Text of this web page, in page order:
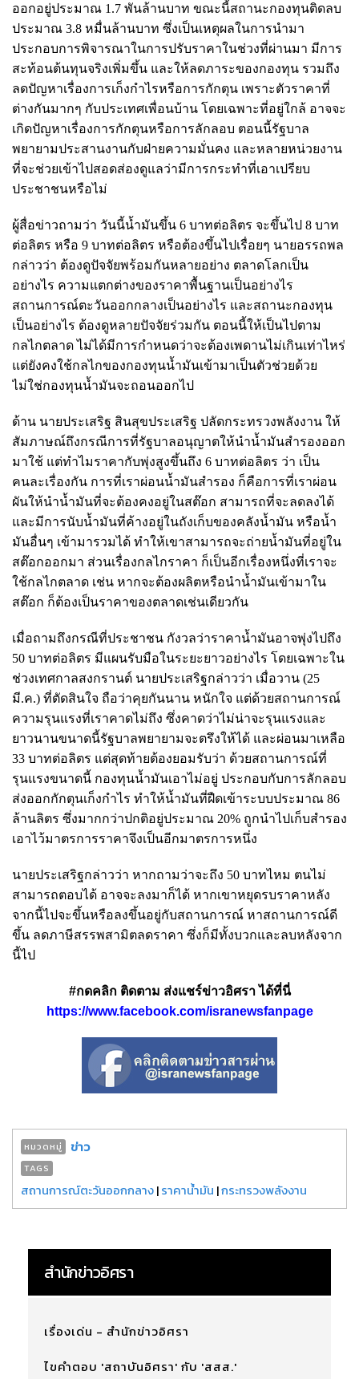
ออกอยู่ประมาณ 1.7 พันล้านบาท ขณะนี้สถานะกองทุนติดลบ
ประมาณ 3.8 หมื่นล้านบาท ซึ่งเป็นเหตุผลในการนำมา
ประกอบการพิจารณาในการปรับราคาในช่วงที่ผ่านมา มีการ
สะท้อนต้นทุนจริงเพิ่มขึ้น และให้ลดภาระของกองทุน รวมถึง
ลดปัญหาเรื่องการเก็งกำไรหรือการกักตุน เพราะตัวราคาที่
ต่างกันมากๆ กับประเทศเพื่อนบ้าน โดยเฉพาะที่อยู่ใกล้ อาจจะ
เกิดปัญหาเรื่องการกักตุนหรือการลักลอบ ตอนนี้รัฐบาล
พยายามประสานงานกับฝ่ายความมั่นคง และหลายหน่วยงาน
ที่จะช่วยเข้าไปสอดส่องดูแลว่ามีการกระทำที่เอาเปรียบ
ประชาชนหรือไม่
ผู้สื่อข่าวถามว่า วันนี้น้ำมันขึ้น 6 บาทต่อลิตร จะขึ้นไป 8 บาท
ต่อลิตร หรือ 9 บาทต่อลิตร หรือต้องขึ้นไปเรื่อยๆ นายอรรถพล
กล่าวว่า ต้องดูปัจจัยพร้อมกันหลายอย่าง ตลาดโลกเป็น
อย่างไร ความแตกต่างของราคาพื้นฐานเป็นอย่างไร
สถานการณ์ตะวันออกกลางเป็นอย่างไร และสถานะกองทุน
เป็นอย่างไร ต้องดูหลายปัจจัยร่วมกัน ตอนนี้ให้เป็นไปตาม
กลไกตลาด ไม่ได้มีการกำหนดว่าจะต้องเพดานไม่เกินเท่าไหร่
แต่ยังคงใช้กลไกของกองทุนน้ำมันเข้ามาเป็นตัวช่วยด้วย
ไม่ใช่กองทุนน้ำมันจะถอนออกไป
ด้าน นายประเสริฐ สินสุขประเสริฐ ปลัดกระทรวงพลังงาน ให้
สัมภาษณ์ถึงกรณีการที่รัฐบาลอนุญาตให้นำน้ำมันสำรองออก
มาใช้ แต่ทำไมราคากับพุ่งสูงขึ้นถึง 6 บาทต่อลิตร ว่า​ เป็น
คนละเรื่องกัน​ การที่เราผ่อนน้ำมันสำรอง​ ก็คือการที่เราผ่อน
ผันให้นำน้ำมันที่จะต้องคงอยู่ในสต๊อก สามารถที่จะลดลงได้
และมีการนับนํ้ามันที่ค้างอยู่ในถังเก็บของคลังน้ำมัน หรือน้ำ
มันอื่นๆ เข้ามารวมได้ ทำให้เขาสามารถจะถ่ายน้ำมันที่อยู่ใน
สต๊อกออกมา ส่วนเรื่องกลไกราคา ก็เป็นอีกเรื่องหนึ่งที่เราจะ
ใช้กลไกตลาด เช่น หากจะต้องผลิตหรือนำน้ำมันเข้ามาใน
สต๊อก ก็ต้องเป็นราคาของตลาดเช่นเดียวกัน
เมื่อถามถึงกรณีที่ประชาชน กังวลว่าราคาน้ำมันอาจพุ่งไปถึง
50 บาทต่อลิตร​ มีแผนรับมือในระยะยาวอย่างไร โดยเฉพาะใน
ช่วงเทศกาลสงกรานต์ นายประเสริฐกล่าวว่า เมื่อวาน (25
มี.ค.) ที่ตัดสินใจ ถือว่าคุยกันนาน หนักใจ แต่ด้วยสถานการณ์
ความรุนแรงที่เราคาดไม่ถึง ซึ่งคาดว่าไม่น่าจะรุนแรงและ
ยาวนานขนาดนี้รัฐบาลพยายามจะตรึงให้ได้ และผ่อนมาเหลือ
33 บาทต่อลิตร​ แต่สุดท้ายต้องยอมรับว่า​ ด้วยสถานการณ์ที่
รุนแรงขนาดนี้ กองทุนน้ำมันเอาไม่อยู่​ ประกอบกับการลักลอบ
ส่งออกกักตุนเก็งกำไร ทำให้น้ำมันที่ฝืดเข้าระบบประมาณ 86
ล้านลิตร​ ซึ่งมากกว่าปกติอยู่ประมาณ 20% ถูกนำไปเก็บสำรอง
เอาไว้มาตรการราคาจึงเป็นอีกมาตรการหนึ่ง
นายประเสริฐกล่าวว่า หากถามว่าจะถึง 50 บาทไหม​ ตนไม่
สามารถตอบได้​ อาจจะลงมาก็ได้​ หากเขาหยุดรบราคาหลัง
จากนี้ไปจะขึ้นหรือลงขึ้นอยู่กับสถานการณ์ หาสถานการณ์ดี
ขึ้น​ ลดภาษีสรรพสามิต​ลดราคา​ ซึ่งก็มีทั้งบวกและลบหลังจาก
นี้ไป
#กดคลิก ติดตาม ส่งแชร์ข่าวอิศรา ได้ที่นี่
https://www.facebook.com/isranewsfanpage
หมวดหมู่ ข่าว
TAGS
สถานการณ์ตะวันออกกลาง|ราคาน้ำมัน |กระทรวงพลังงาน
สำนักข่าวอิศรา
เรื่องเด่น - สำนักข่าวอิศรา
ไขคำตอบ 'สถาบันอิศรา' กับ 'สสส.'